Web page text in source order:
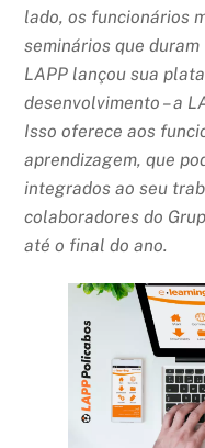
lado, os funcionários
seminários que
LAPP lançou sua
desenvolvimento – a
Isso oferece aos
aprendizagem, que
integrados ao seu
colaboradores do
até o final do ano.